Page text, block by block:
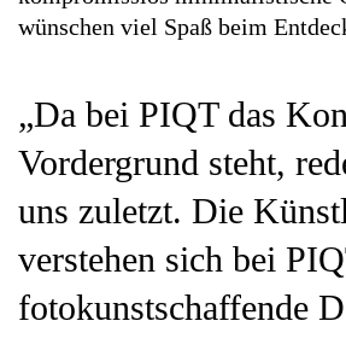
wünschen viel Spaß beim
„Da bei PIQT das
Vordergrund steht,
uns zuletzt. Die
verstehen sich bei
fotokunstschaffende